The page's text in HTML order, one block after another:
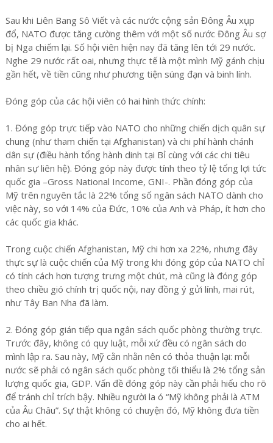
Sau khi Liên Bang Sô Viết và các nước cộng sản Đông Âu xụp
đổ, NATO được tăng cường thêm với một số nước Đông Âu sợ
bị Nga chiếm lại. Số hội viên hiện nay đã tăng lên tới 29 nước.
Nghe 29 nước rất oai, nhưng thực tế là một mình Mỹ gánh chịu
gần hết, về tiền cũng như phương tiện súng đạn và binh lính.
Đóng góp của các hội viên có hai hình thức chính:
1. Đóng góp trực tiếp vào NATO cho những chiến dịch quân sự
chung (như tham chiến tại Afghanistan) và chi phí hành chánh
dân sự (điều hành tổng hành dinh tại Bỉ cùng với các chi tiêu
nhân sự liên hệ). Đóng góp này được tính theo tỷ lệ tổng lợi tức
quốc gia –Gross National Income, GNI-. Phần đóng góp của
Mỹ trên nguyên tắc là 22% tổng số ngân sách NATO dành cho
việc này, so với 14% của Đức, 10% của Anh và Pháp, ít hơn cho
các quốc gia khác.
Trong cuộc chiến Afghanistan, Mỹ chi hơn xa 22%, nhưng đây
thực sự là cuộc chiến của Mỹ trong khi đóng góp của NATO chỉ
có tính cách hơn tượng trưng một chút, mà cũng là đóng góp
theo chiều gió chính trị quốc nội, nay đồng ý gửi lính, mai rút,
như Tây Ban Nha đã làm.
2. Đóng góp gián tiếp qua ngân sách quốc phòng thường trực.
Trước đây, không có quy luật, mỗi xứ đều có ngân sách do
mình lập ra. Sau này, Mỹ cằn nhằn nên có thỏa thuận lại: mỗi
nước sẽ phải có ngân sách quốc phòng tối thiểu là 2% tổng sản
lượng quốc gia, GDP. Vấn đề đóng góp này cần phải hiểu cho rõ
để tránh chỉ trích bậy. Nhiều người la ó “Mỹ không phải là ATM
của Âu Châu”. Sự thật không có chuyện đó, Mỹ không đưa tiền
cho ai hết.